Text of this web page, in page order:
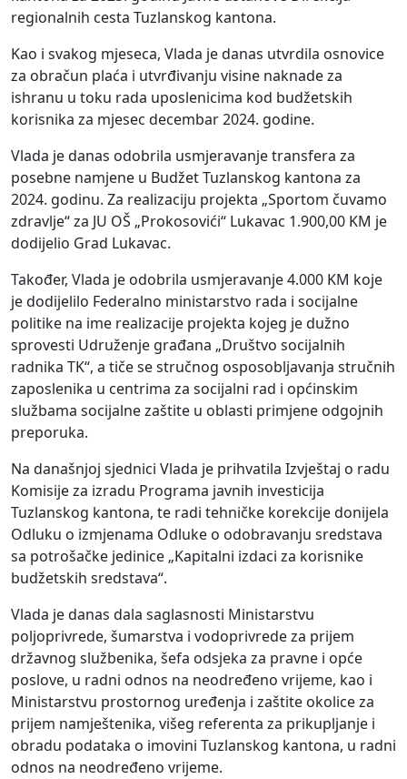
regionalnih cesta Tuzlanskog kantona.
Kao i svakog mjeseca, Vlada je danas utvrdila osnovice
za obračun plaća i utvrđivanju visine naknade za
ishranu u toku rada uposlenicima kod budžetskih
korisnika za mjesec decembar 2024. godine.
Vlada je danas odobrila usmjeravanje transfera za
posebne namjene u Budžet Tuzlanskog kantona za
2024. godinu. Za realizaciju projekta „Sportom čuvamo
zdravlje“ za JU OŠ „Prokosovići“ Lukavac 1.900,00 KM je
dodijelio Grad Lukavac.
Također, Vlada je odobrila usmjeravanje 4.000 KM koje
je dodijelilo Federalno ministarstvo rada i socijalne
politike na ime realizacije projekta kojeg je dužno
sprovesti Udruženje građana „Društvo socijalnih
radnika TK“, a tiče se stručnog osposobljavanja stručnih
zaposlenika u centrima za socijalni rad i općinskim
službama socijalne zaštite u oblasti primjene odgojnih
preporuka.
Na današnjoj sjednici Vlada je prihvatila Izvještaj o radu
Komisije za izradu Programa javnih investicija
Tuzlanskog kantona, te radi tehničke korekcije donijela
Odluku o izmjenama Odluke o odobravanju sredstava
sa potrošačke jedinice „Kapitalni izdaci za korisnike
budžetskih sredstava“.
Vlada je danas dala saglasnosti Ministarstvu
poljoprivrede, šumarstva i vodoprivrede za prijem
državnog službenika, šefa odsjeka za pravne i opće
poslove, u radni odnos na neodređeno vrijeme, kao i
Ministarstvu prostornog uređenja i zaštite okolice za
prijem namještenika, višeg referenta za prikupljanje i
obradu podataka o imovini Tuzlanskog kantona, u radni
odnos na neodređeno vrijeme.